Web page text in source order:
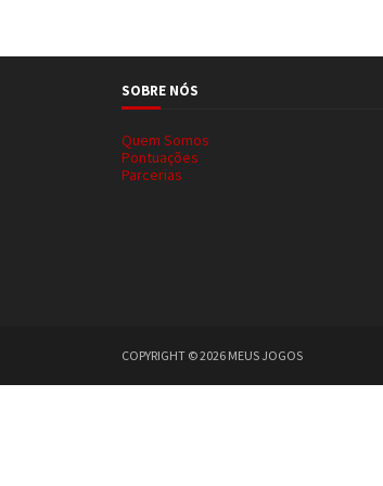
SOBRE NÓS
Quem Somos
Pontuações
Parcerias
COPYRIGHT ©2026 MEUS JOGOS